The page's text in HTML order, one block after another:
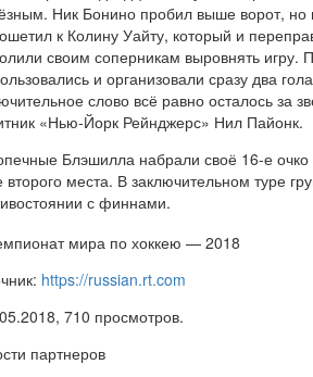
Ник Бонино пробил выше ворот,
к Колину Уайту, который и
своим соперникам выровнять
и организовали сразу два
слово всё равно осталось за
«Нью-Йорк Рейнджерс» Нил Пайонк.
Блэшилла набрали своё 16-е очко
второго места. В заключительном туре
с финнами.
https://russian.rt.com
710 просмотров.
партнеров